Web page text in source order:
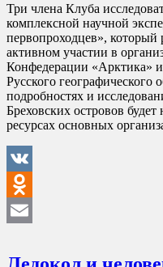
Три члена Клуба
комплексной научной
первопроходцев»,
активном участии в
Конфедерации «Арктика»
Русского географического
подробностях и
Бреховских островов
ресурсах основных
VK
Odnoklassniki